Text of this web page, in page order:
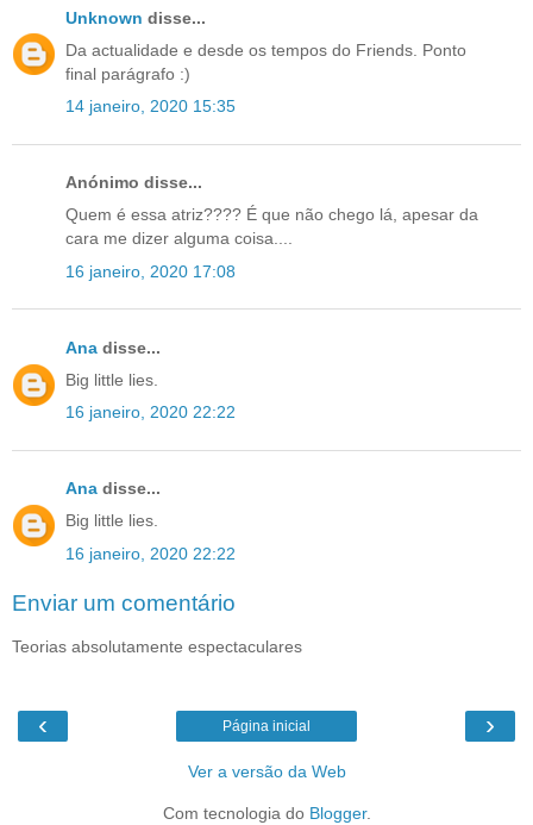
Unknown disse...
Da actualidade e desde os tempos do Friends. Ponto
final parágrafo :)
14 janeiro, 2020 15:35
Anónimo disse...
Quem é essa atriz???? É que não chego lá, apesar da
cara me dizer alguma coisa....
16 janeiro, 2020 17:08
Ana disse...
Big little lies.
16 janeiro, 2020 22:22
Ana disse...
Big little lies.
16 janeiro, 2020 22:22
Enviar um comentário
Teorias absolutamente espectaculares
‹ ›
Página inicial
Ver a versão da Web
Com tecnologia do Blogger.